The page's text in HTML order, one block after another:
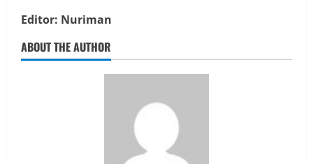
Editor: Nuriman
ABOUT THE AUTHOR